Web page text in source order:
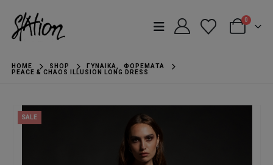
0
HOME SHOP ΓΥΝΑΊΚΑ,
ΦΟΡΈΜΑΤΑ
PEACE & CHAOS ILLUSION LONG DRESS
SALE